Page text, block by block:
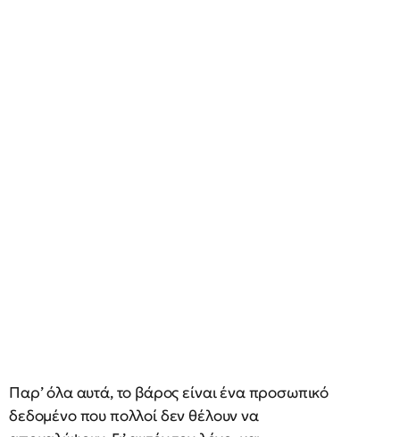
Παρ’ όλα αυτά, το βάρος είναι ένα προσωπικό
δεδομένο που πολλοί δεν θέλουν να